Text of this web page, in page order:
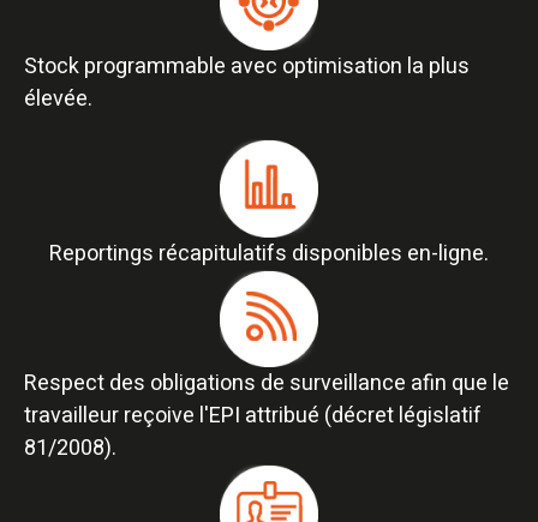
Stock programmable avec optimisation la plus
élevée.​
Reportings récapitulatifs disponibles en-ligne.​
Respect des obligations de surveillance afin que le
travailleur reçoive l'EPI attribué (décret législatif
81/2008).​